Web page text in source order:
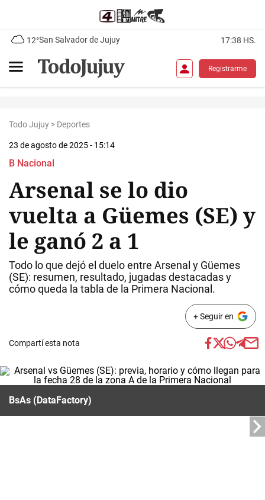
12°San Salvador de Jujuy 17:38 HS.
Registrarme
Todo Jujuy > Deportes
23 de agosto de 2025 - 15:14
B Nacional
Arsenal se lo dio
vuelta a Güemes (SE) y
le ganó 2 a 1
Todo lo que dejó el duelo entre Arsenal y Güemes
(SE): resumen, resultado, jugadas destacadas y
cómo queda la tabla de la Primera Nacional.
+ Seguir en
Compartí esta nota
BsAs (DataFactory)